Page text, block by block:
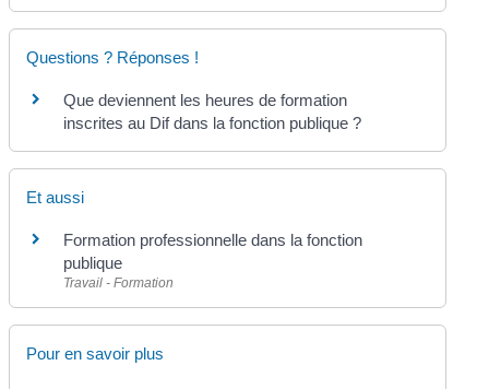
Questions ? Réponses !
Que deviennent les heures de formation
inscrites au Dif dans la fonction publique ?
Et aussi
Formation professionnelle dans la fonction
publique
Travail - Formation
Pour en savoir plus